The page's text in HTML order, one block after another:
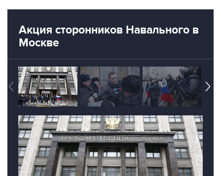
Акция сторонников Навального в
Москве